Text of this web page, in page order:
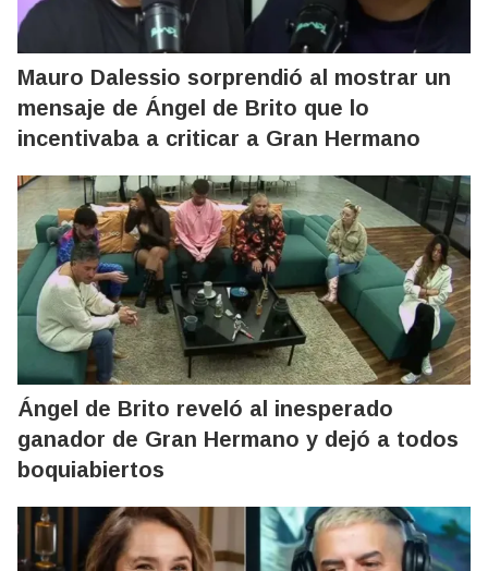
Mauro Dalessio sorprendió al mostrar un
mensaje de Ángel de Brito que lo
incentivaba a criticar a Gran Hermano
Ángel de Brito reveló al inesperado
ganador de Gran Hermano y dejó a todos
boquiabiertos